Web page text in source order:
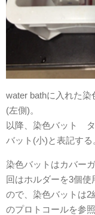
water bathに入れた
(左側)。
以降、染色バット
バット(小)と表記する
染色バットはカバー
回はホルダーを3個使
ので、染色バットは2
のプロトコールを参照